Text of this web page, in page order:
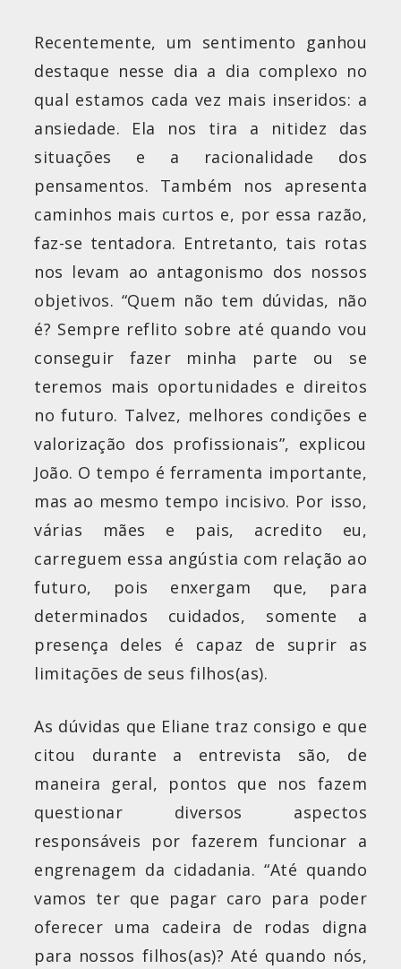
Recentemente, um sentimento ganhou
destaque nesse dia a dia complexo no
qual estamos cada vez mais inseridos: a
ansiedade. Ela nos tira a nitidez das
situações e a racionalidade dos
pensamentos. Também nos apresenta
caminhos mais curtos e, por essa razão,
faz-se tentadora. Entretanto, tais rotas
nos levam ao antagonismo dos nossos
objetivos. “Quem não tem dúvidas, não
é? Sempre reflito sobre até quando vou
conseguir fazer minha parte ou se
teremos mais oportunidades e direitos
no futuro. Talvez, melhores condições e
valorização dos profissionais”, explicou
João. O tempo é ferramenta importante,
mas ao mesmo tempo incisivo. Por isso,
várias mães e pais, acredito eu,
carreguem essa angústia com relação ao
futuro, pois enxergam que, para
determinados cuidados, somente a
presença deles é capaz de suprir as
limitações de seus filhos(as).
As dúvidas que Eliane traz consigo e que
citou durante a entrevista são, de
maneira geral, pontos que nos fazem
questionar diversos aspectos
responsáveis por fazerem funcionar a
engrenagem da cidadania. “Até quando
vamos ter que pagar caro para poder
oferecer uma cadeira de rodas digna
para nossos filhos(as)? Até quando nós,